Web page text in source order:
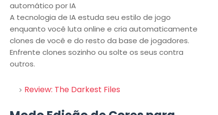
automático por IA
A tecnologia de IA estuda seu estilo de jogo
enquanto você luta online e cria automaticamente
clones de você e do resto da base de jogadores.
Enfrente clones sozinho ou solte os seus contra
outros.
Review: The Darkest Files